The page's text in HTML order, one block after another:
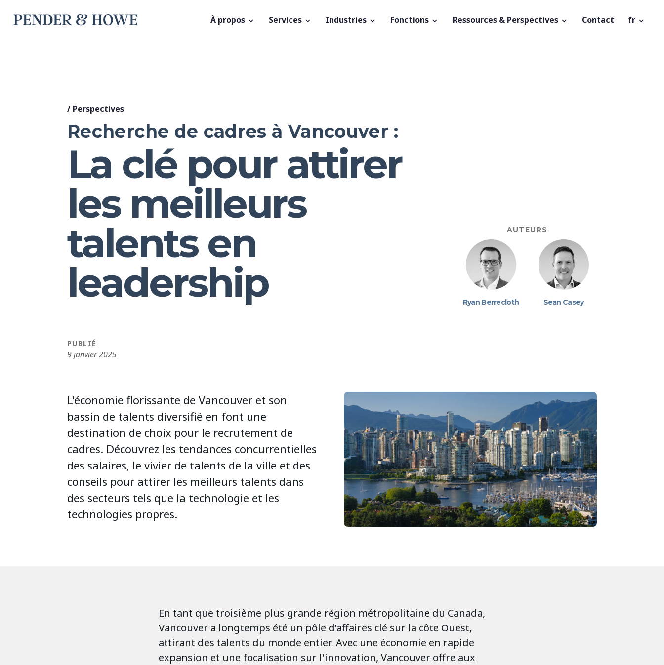
À propos Services Industries Fonctions Ressources & Perspectives Contact fr
/ Perspectives
Recherche de cadres à Vancouver :
La clé pour attirer
les meilleurs
talents en
leadership
AUTEURS
Ryan Berrecloth Sean Casey
PUBLIÉ
9 janvier 2025
L'économie florissante de Vancouver et son
bassin de talents diversifié en font une
destination de choix pour le recrutement de
cadres. Découvrez les tendances concurrentielles
des salaires, le vivier de talents de la ville et des
conseils pour attirer les meilleurs talents dans
des secteurs tels que la technologie et les
technologies propres.
En tant que troisième plus grande région métropolitaine du Canada,
Vancouver a longtemps été un pôle d’affaires clé sur la côte Ouest,
attirant des talents du monde entier. Avec une économie en rapide
expansion et une focalisation sur l'innovation, Vancouver offre aux